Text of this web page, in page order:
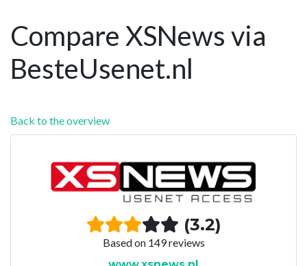
Compare XSNews via
BesteUsenet.nl
Back to the overview
(3.2)
Based on 149 reviews